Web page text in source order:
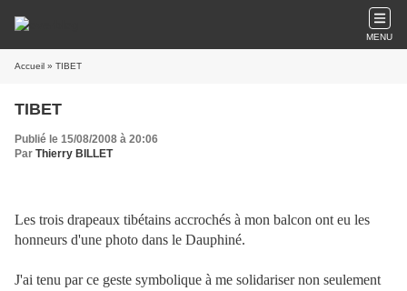
MENU
Accueil » TIBET
TIBET
Publié le 15/08/2008 à 20:06
Par Thierry BILLET
Les trois drapeaux tibétains accrochés à mon balcon ont eu les
honneurs d'une photo dans le Dauphiné.
J'ai tenu par ce geste symbolique à me solidariser non seulement